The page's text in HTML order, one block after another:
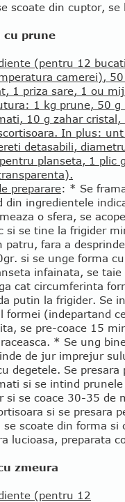
scoate din cuptor, se
cu prune
(pentru 12
camerei),
1 priza sare, 1 ou
1 kg prune, 50 g
10 g zahar cristal,
In plus:
detasabili,
planseta, 1 plic
preparare: * Se
din ingredientele
o sfera, se
si se tine la frigider
patru, fara a
si se unge forma
infainata, se
cat circumferinta
putin la frigider. Se
formei (indepartand
se pre-coace 15
* Se ung
de jur imprejur
degetele. Se
si se intind
si se coace 30-35 de
si se presara
se scoate din forma si
lucioasa, preparata
zmeura
(pentru 12